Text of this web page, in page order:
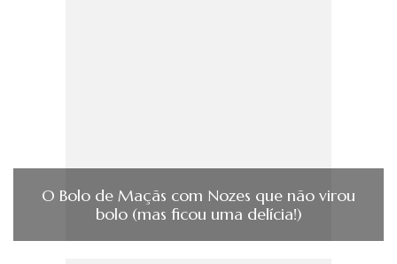
O Bolo de Maçãs com Nozes que não virou
bolo (mas ficou uma delícia!)